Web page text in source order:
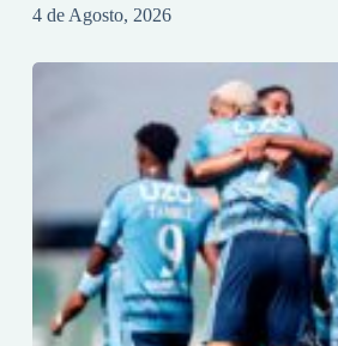
4 de Agosto, 2026